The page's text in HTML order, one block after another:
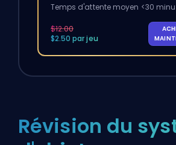
Temps d'attente moyen <30
$12.00
$2.50 par jeu
Révision du